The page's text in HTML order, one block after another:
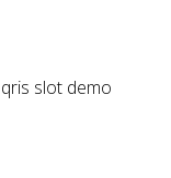
slot demo